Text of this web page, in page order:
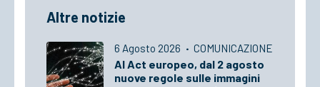
Altre notizie
6 Agosto 2026 · COMUNICAZIONE
AI Act europeo, dal 2 agosto
nuove regole sulle immagini